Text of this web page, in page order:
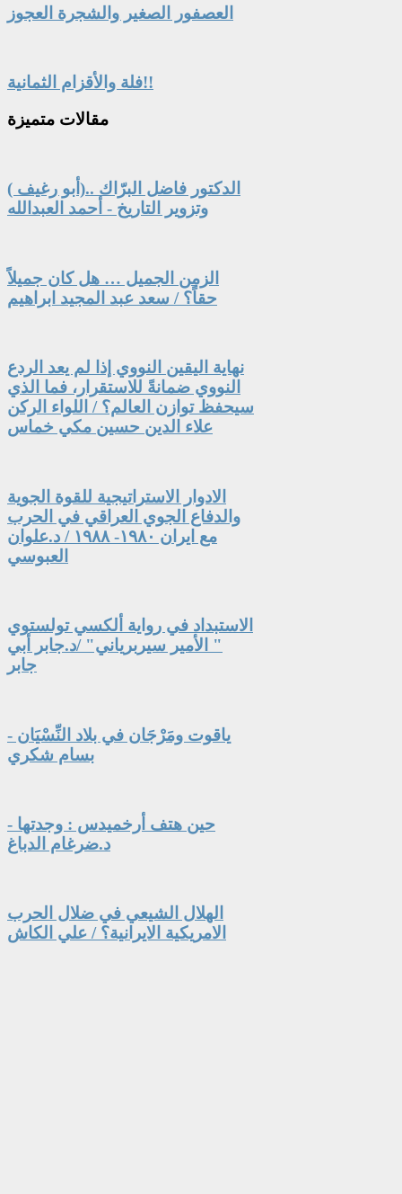
العصفور الصغير والشجرة العجوز
فلة والأقزام الثمانية!!
مقالات متميزة
الدكتور فاضل البرّاك ..(أبو رغيف )
وتزوير التاريخ - أحمد العبدالله
الزمن الجميل … هل كان جميلاً
حقاً؟ / سعد عبد المجيد ابراهيم
نهاية اليقين النووي إذا لم يعد الردع
النووي ضمانةً للاستقرار، فما الذي
سيحفظ توازن العالم؟ / اللواء الركن
علاء الدين حسين مكي خماس
الادوار الاستراتيجية للقوة الجوية
والدفاع الجوي العراقي في الحرب
مع ايران ١٩٨٠- ١٩٨٨ / د.علوان
العبوسي
الاستبداد في رواية ألكسي تولستوي
" الأمير سيربرياني" /د.جابر أبي
جابر
ياقوت ومَرْجَان في بلاد النِّسْيَان -
بسام شكري
حين هتف أرخميدس : وجدتها -
د.ضرغام الدباغ
الهلال الشيعي في ضلال الحرب
الامريكية الايرانية؟ / علي الكاش